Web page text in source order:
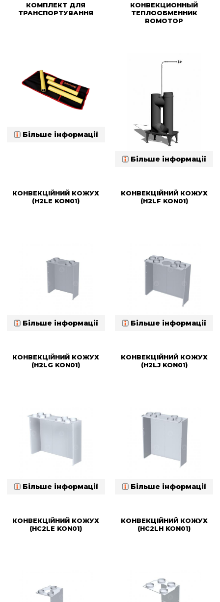
КОМПЛЕКТ ДЛЯ
ТРАНСПОРТУВАННЯ
Більше інформації
КОНВЕКЦИОННЫЙ
ТЕПЛООБМЕННИК
ROMOTOP
Більше інформації
КОНВЕКЦІЙНИЙ КОЖУХ
(H2LE KON01)
Більше інформації
КОНВЕКЦІЙНИЙ КОЖУХ
(H2LF KON01)
Більше інформації
КОНВЕКЦІЙНИЙ КОЖУХ
(H2LG KON01)
Більше інформації
КОНВЕКЦІЙНИЙ КОЖУХ
(H2LJ KON01)
Більше інформації
КОНВЕКЦІЙНИЙ КОЖУХ
(HC2LE KON01)
КОНВЕКЦІЙНИЙ КОЖУХ
(HC2LH KON01)